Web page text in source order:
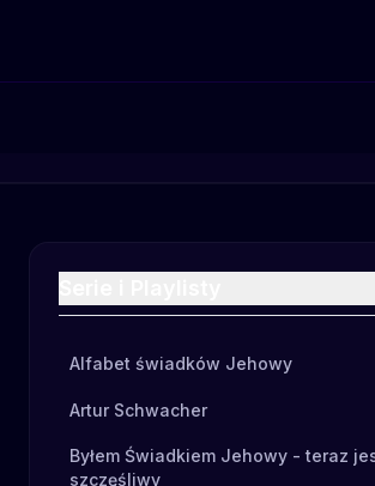
Alfabet świadków Jehowy
Artur Schwacher
Byłem Świadkiem Jehowy - teraz
szczęśliwy